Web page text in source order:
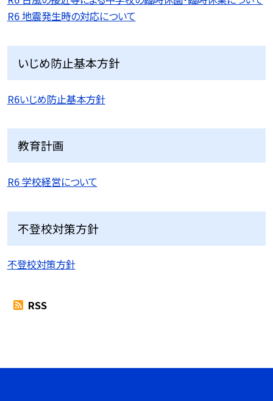
R6 地震発生時の対応について
いじめ防止基本方針
R6いじめ防止基本方針
教育計画
R6 学校経営について
不登校対策方針
不登校対策方針
RSS